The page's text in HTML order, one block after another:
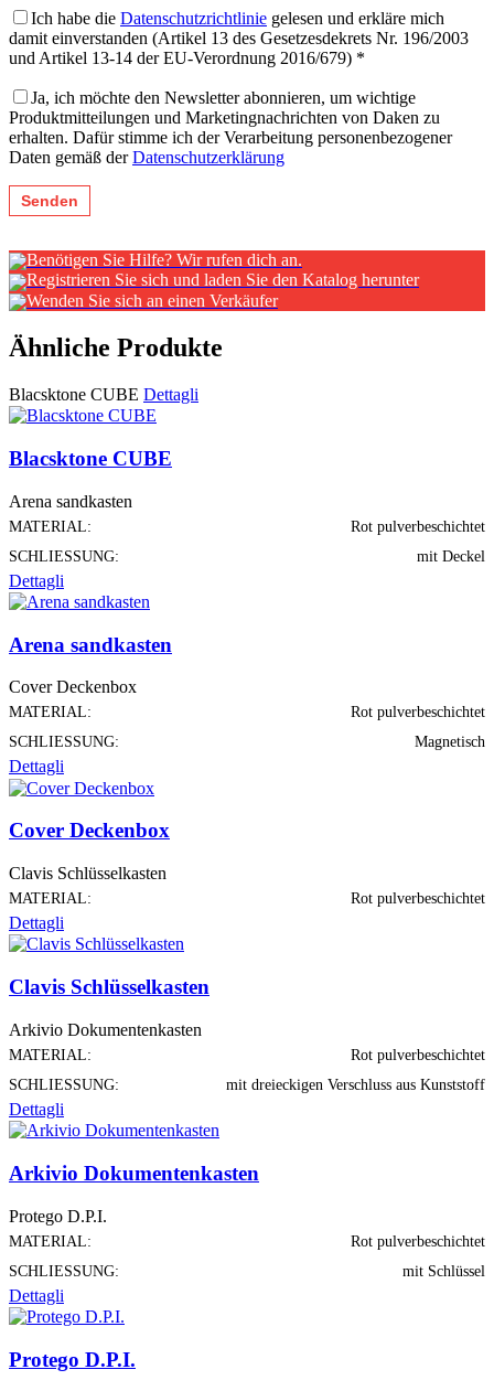
Ich habe die Datenschutzrichtlinie gelesen und erkläre mich
damit einverstanden (Artikel 13 des Gesetzesdekrets Nr. 196/2003
und Artikel 13-14 der EU-Verordnung 2016/679) *
Ja, ich möchte den Newsletter abonnieren, um wichtige
Produktmitteilungen und Marketingnachrichten von Daken zu
erhalten. Dafür stimme ich der Verarbeitung personenbezogener
Daten gemäß derDatenschutzerklärung
Benötigen Sie Hilfe? Wir rufen dich an.
Registrieren Sie sich und laden Sie den Katalog herunter
Wenden Sie sich an einen Verkäufer
Ähnliche Produkte
Blacsktone CUBE Dettagli
Blacsktone CUBE
Arena sandkasten
MATERIAL:
Rot pulverbeschichtet
SCHLIESSUNG:
mit Deckel
Dettagli
Arena sandkasten
Cover Deckenbox
MATERIAL:
Rot pulverbeschichtet
SCHLIESSUNG:
Magnetisch
Dettagli
Cover Deckenbox
Clavis Schlüsselkasten
MATERIAL: Rot pulverbeschichtet
Dettagli
Clavis Schlüsselkasten
Arkivio Dokumentenkasten
MATERIAL:
Rot pulverbeschichtet
SCHLIESSUNG:
mit dreieckigen Verschluss aus Kunststoff
Dettagli
Arkivio Dokumentenkasten
Protego D.P.I.
MATERIAL:
Rot pulverbeschichtet
SCHLIESSUNG:
mit Schlüssel
Dettagli
Protego D.P.I.